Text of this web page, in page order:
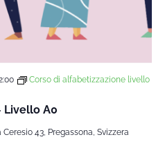
Livello A0
Corso di alfabetizzazione livello
Ceresio 43, Pregassona, Svizzera